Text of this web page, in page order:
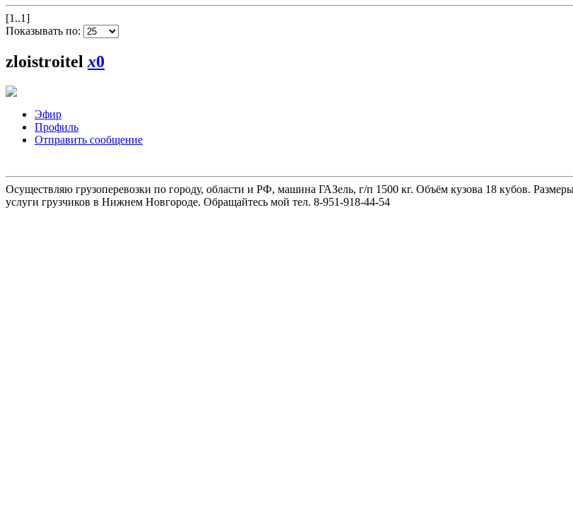
[1..1]
Показывать по:
zloistroitel x0
Эфир
Профиль
Отправить сообщение
Осуществляю грузоперевозки по городу, области и РФ, машина ГАЗель, г/п 1500 кг. Объём кузова 18 кубов.
услуги грузчиков в Нижнем Новгороде. Обращайтесь мой тел. 8-951-918-44-54